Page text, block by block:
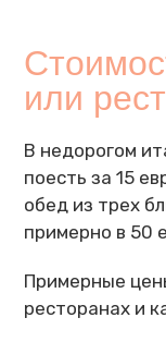
или
В недорогом
поесть за 15
обед из трех
примерно в 50
Примерные
ресторанах и